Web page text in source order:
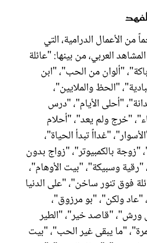
الأعمال الدرامية، التي
العربي، من بينها: "عائلة
"ألوان من الحب"، "ابن
"الحظ والملايين"،
"أحلى الأيام"، "درس
"خرج ولم يعد"، "أحلام
"غدااً تبدأ الحياة"،
"زوجة بالكمبيوتر"، "زواج بدون
وسبيكة"، "بيت الأوهام"،
فوق تنور ساخن"، "على الدنيا
"عاد ولكن"، "بو مرزوق"،
ورش"، "قاصد خير"، "الطير
"ما يبقى غير الحب"، "بيت